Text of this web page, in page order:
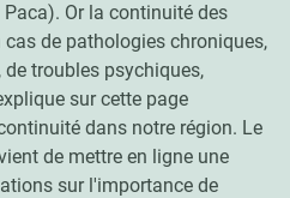
Paca). Or la continuité des
de pathologies chroniques,
de troubles psychiques,
sur cette page
dans notre région. Le
de mettre en ligne une
sur l'importance de